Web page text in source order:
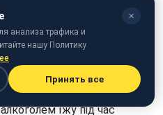
випивайте склянку
Це врятує вас від
ним головного болю.
солей і виведе токсини.
їжу під час
✕
анализа трафика и
нашу Политику
Принять все